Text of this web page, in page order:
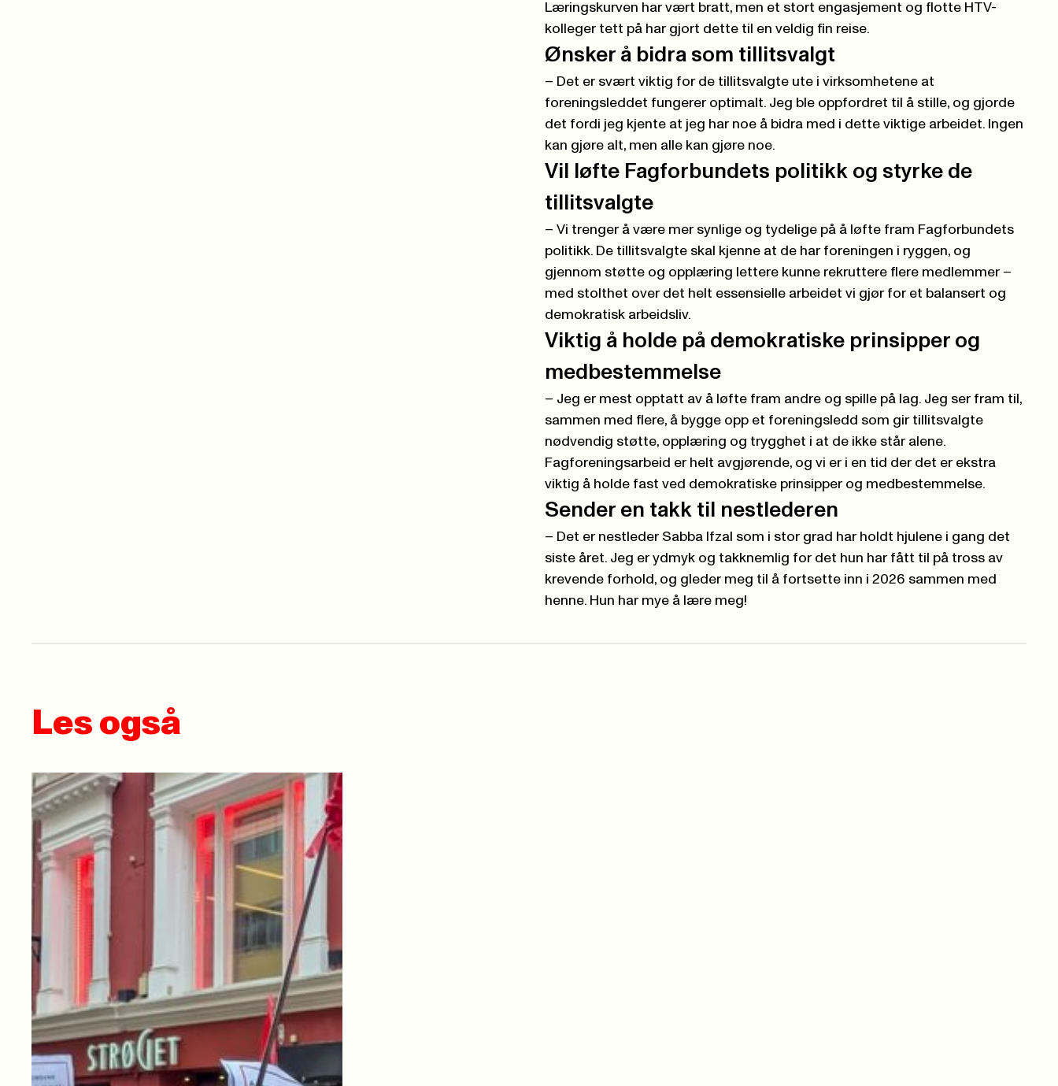
Læringskurven har vært bratt, men et stort engasjement og flotte HTV-
kolleger tett på har gjort dette til en veldig fin reise.
Ønsker å bidra som tillitsvalgt
– Det er svært viktig for de tillitsvalgte ute i virksomhetene at
foreningsleddet fungerer optimalt. Jeg ble oppfordret til å stille, og gjorde
det fordi jeg kjente at jeg har noe å bidra med i dette viktige arbeidet. Ingen
kan gjøre alt, men alle kan gjøre noe.
Vil løfte Fagforbundets politikk og styrke de
tillitsvalgte
– Vi trenger å være mer synlige og tydelige på å løfte fram Fagforbundets
politikk. De tillitsvalgte skal kjenne at de har foreningen i ryggen, og
gjennom støtte og opplæring lettere kunne rekruttere flere medlemmer –
med stolthet over det helt essensielle arbeidet vi gjør for et balansert og
demokratisk arbeidsliv.
Viktig å holde på demokratiske prinsipper og
medbestemmelse
– Jeg er mest opptatt av å løfte fram andre og spille på lag. Jeg ser fram til,
sammen med flere, å bygge opp et foreningsledd som gir tillitsvalgte
nødvendig støtte, opplæring og trygghet i at de ikke står alene.
Fagforeningsarbeid er helt avgjørende, og vi er i en tid der det er ekstra
viktig å holde fast ved demokratiske prinsipper og medbestemmelse.
Sender en takk til nestlederen
– Det er nestleder Sabba Ifzal som i stor grad har holdt hjulene i gang det
siste året. Jeg er ydmyk og takknemlig for det hun har fått til på tross av
krevende forhold, og gleder meg til å fortsette inn i 2026 sammen med
henne. Hun har mye å lære meg!
Les også